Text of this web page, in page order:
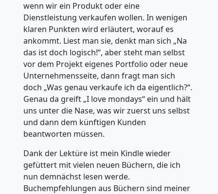
wenn wir ein Produkt oder eine
Dienstleistung verkaufen wollen. In wenigen
klaren Punkten wird erläutert, worauf es
ankommt. Liest man sie, denkt man sich „Na
das ist doch logisch!“, aber steht man selbst
vor dem Projekt eigenes Portfolio oder neue
Unternehmensseite, dann fragt man sich
doch „Was genau verkaufe ich da eigentlich?“.
Genau da greift „I love mondays“ ein und hält
uns unter die Nase, was wir zuerst uns selbst
und dann dem künftigen Kunden
beantworten müssen.
Dank der Lektüre ist mein Kindle wieder
gefüttert mit vielen neuen Büchern, die ich
nun demnächst lesen werde.
Buchempfehlungen aus Büchern sind meiner